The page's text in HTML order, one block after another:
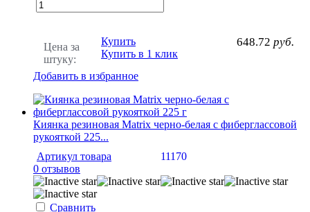
Цена за
штуку:
648.72 руб.
Купить
Купить в 1 клик
Добавить в избранное
Киянка резиновая Matrix черно-белая с фиберглассовой
рукояткой 225...
Артикул товара
11170
0 отзывов
Сравнить